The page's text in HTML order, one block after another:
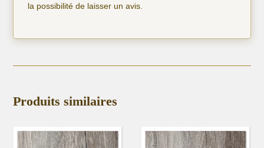
la possibilité de laisser un avis.
Produits similaires